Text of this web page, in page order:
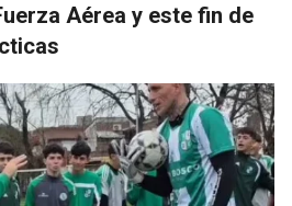
Aérea y este fin de